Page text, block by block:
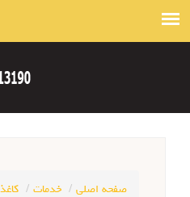
صفحه اصلی خدمات